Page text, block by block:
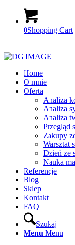
0Shopping Cart
Home
O mnie
Oferta
Analiza
Analiza
Analiza
Przegląd
Zakupy
Warsztat
Dzień ze
Nauka
Referencje
Blog
Sklep
Kontakt
FAQ
Szukaj
Menu Menu